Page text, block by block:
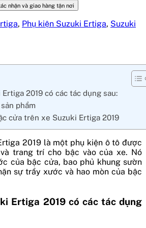
nhận và giao hàng tận nơi
, Phụ kiện Suzuki Ertiga, Suzuki
2019 có các tác dụng sau:
phẩm
cửa trên xe Suzuki Ertiga 2019
2019 là một phụ kiện ô tô được
trang trí cho bậc vào của xe. Nó
của bậc cửa, bao phủ khung sườn
sự trầy xước và hao mòn của bậc
Ertiga 2019 có các tác dụng